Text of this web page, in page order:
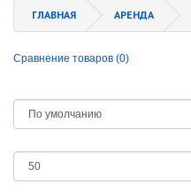
ГЛАВНАЯ АРЕНДА
Сравнение товаров (0)